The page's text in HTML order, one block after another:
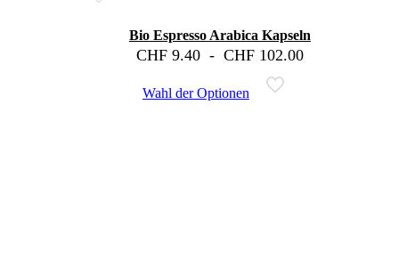
Bio Espresso Arabica Kapseln
CHF9.40 - CHF102.00
Wahl der Optionen